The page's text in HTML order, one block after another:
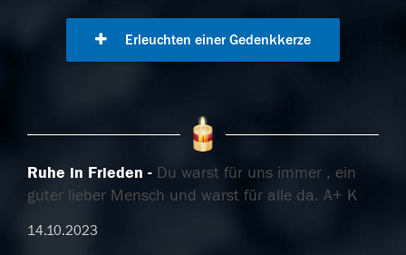
Erleuchten einer Gedenkkerze
Ruhe in Frieden
Du warst für uns immer , ein
guter lieber Mensch und warst für alle da. A+ K
14.10.2023